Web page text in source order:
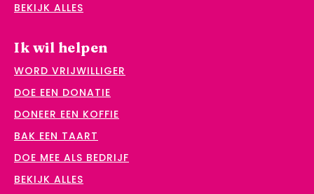
BEKIJK ALLES
Ik wil helpen
WORD VRIJWILLIGER
DOE EEN DONATIE
DONEER EEN KOFFIE
BAK EEN TAART
DOE MEE ALS BEDRIJF
BEKIJK ALLES